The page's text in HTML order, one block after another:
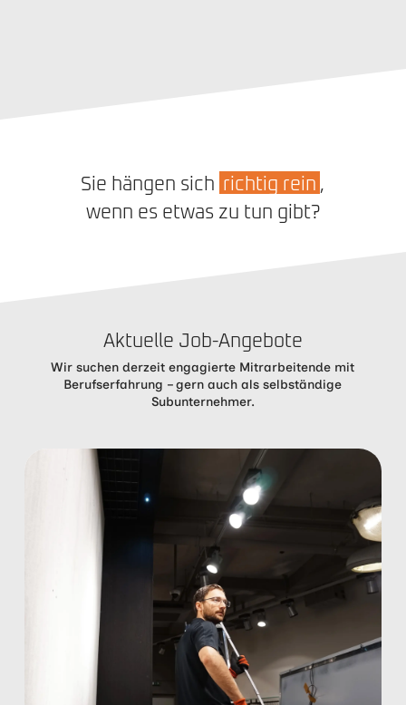
Sie hängen sich richtig rein ,
wenn es etwas zu tun gibt?
Aktuelle Job-Angebote
Wir suchen derzeit engagierte Mitrarbeitende mit
Berufserfahrung – gern auch als selbständige
Subunternehmer.